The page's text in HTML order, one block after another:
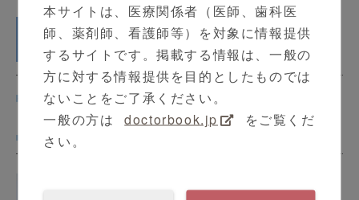
へそ圧迫材パックのご紹介
5:31
カテリープラス™エコーのご紹介
3:33
本サイトは、医療関係者（医師、歯科医
師、薬剤師、看護師等）を対象に情報提供
するサイトです。掲載する情報は、一般の
方に対する情報提供を目的としたものでは
ないことをご了承ください。
一般の方は
doctorbook.jp
をご覧くだ
さい。